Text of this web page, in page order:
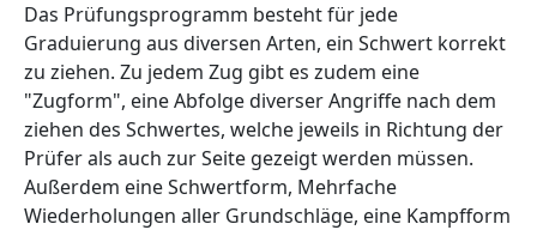
Das Prüfungsprogramm besteht für jede
Graduierung aus diversen Arten, ein Schwert korrekt
zu ziehen. Zu jedem Zug gibt es zudem eine
"Zugform", eine Abfolge diverser Angriffe nach dem
ziehen des Schwertes, welche jeweils in Richtung der
Prüfer als auch zur Seite gezeigt werden müssen.
Außerdem eine Schwertform, Mehrfache
Wiederholungen aller Grundschläge, eine Kampfform